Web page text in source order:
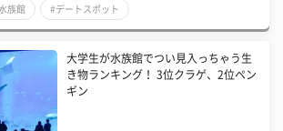
族館 #デートスポット
大学生が水族館でつい見入っちゃう生
き物ランキング！ 3位クラゲ、2位ペン
ギン